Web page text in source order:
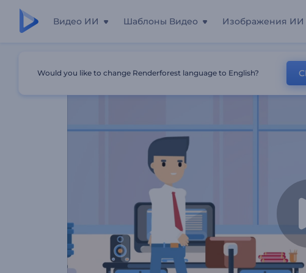
Видео ИИ Шаблоны Видео Изображения ИИ
Would you like to change Renderforest language to English?